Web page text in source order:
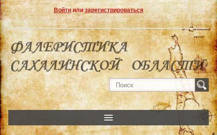
Войтиили зарегистрироваться